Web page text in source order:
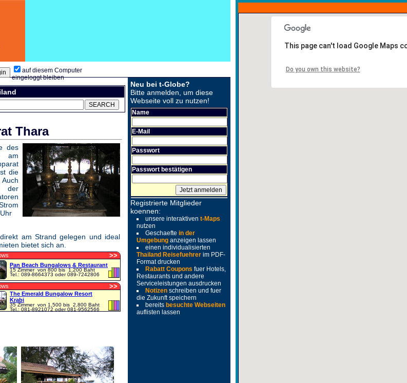
auf diesem Computer
eingeloggt bleiben
Thara
des
am
ist die
der
am Strand gelegen und ideal
bietet sich an.
>>
Pan Beach Bungalows & Restaurant
15 Zimmervon 800 bis 1,200 Baht
Tel.: 089-8664373 oder 089-7242806
>>
The Emerald Bungalow Resort
Krabi
35 Zimmer von 1,500 bis 2,800 Baht
Tel.: 081-8921072 oder 081-9562566
Neu bei t-Globe?
Bitte anmelden, um diese
Webseite voll zu nutzen!
Name
E-Mail
Passwort
Passwort bestätigen
Registrierte Mitglieder
koennen:
unsere interaktiven t-Maps
nutzen
Geschaefte in der
Umgebung anzeigen lassen
einen individualisierten
Thailand Reisefuehrer im PDF-
Format drucken
Rabatt Coupons fuer Hotels,
Restaurants und andere
Serviceleistungen ausdrucken
Notizen schreiben und fuer
die Zukunft speichern
bereits besuchte Webseiten
auflisten lassen
This page can't load Google Maps
Do you own this website?